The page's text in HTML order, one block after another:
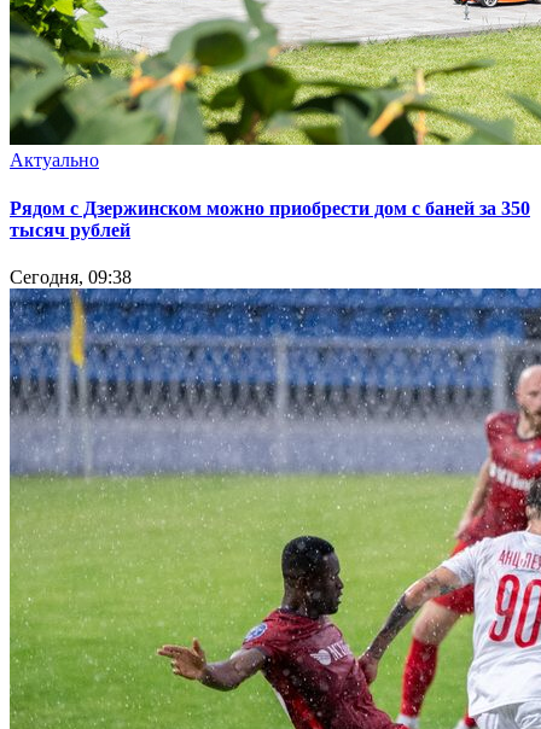
Актуально
Рядом с Дзержинском можно приобрести дом с баней за 350
тысяч рублей
Сегодня, 09:38